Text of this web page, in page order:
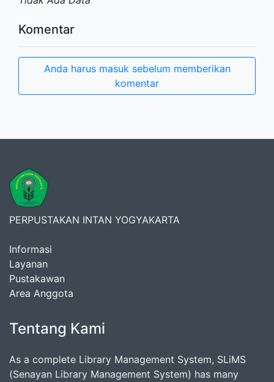
Komentar
Anda harus masuk sebelum memberikan
komentar
PERPUSTAKAN INTAN YOGYAKARTA
Informasi
Layanan
Pustakawan
Area Anggota
Tentang Kami
As a complete Library Management System, SLiMS
(Senayan Library Management System) has many